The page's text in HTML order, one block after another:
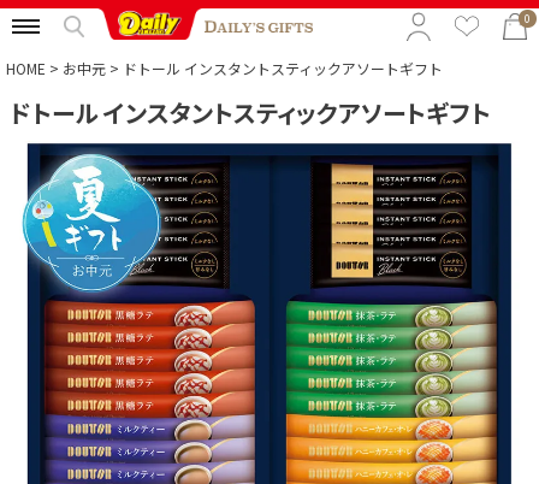
0
特集から選ぶ
予算から選ぶ
カテゴリから選ぶ
贈る相手から選ぶ
HOME お中元 ドトール インスタントスティックアソートギフト
ドトール インスタントスティックアソートギフト